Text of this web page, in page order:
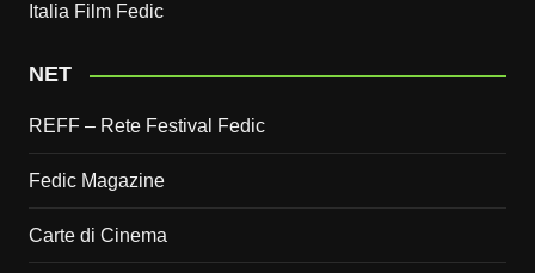
Italia Film Fedic
NET
REFF – Rete Festival Fedic
Fedic Magazine
Carte di Cinema